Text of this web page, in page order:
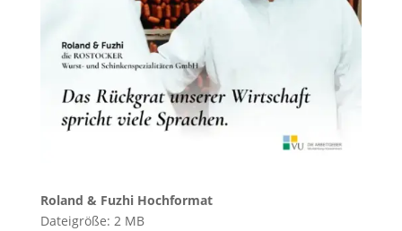
Roland & Fuzhi Hochformat
Dateigröße: 2 MB